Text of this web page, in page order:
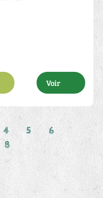
2.00 €
Voir
4 5
6
8